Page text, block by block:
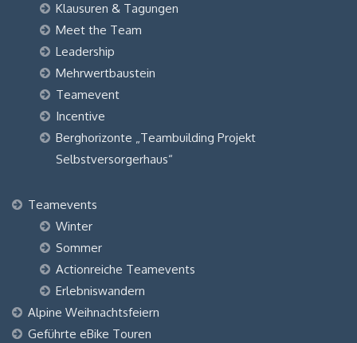
Klausuren & Tagungen
Meet the Team
Leadership
Mehrwertbaustein
Teamevent
Incentive
Berghorizonte „Teambuilding Projekt
Selbstversorgerhaus“
Teamevents
Winter
Sommer
Actionreiche Teamevents
Erlebniswandern
Alpine Weihnachtsfeiern
Geführte eBike Touren